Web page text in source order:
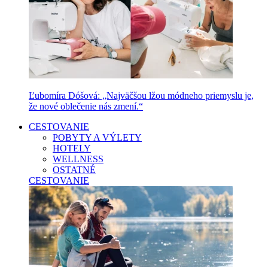
Ľubomíra Dóšová: „Najväčšou lžou módneho priemyslu je,
že nové oblečenie nás zmení.“
CESTOVANIE
POBYTY A VÝLETY
HOTELY
WELLNESS
OSTATNÉ
CESTOVANIE